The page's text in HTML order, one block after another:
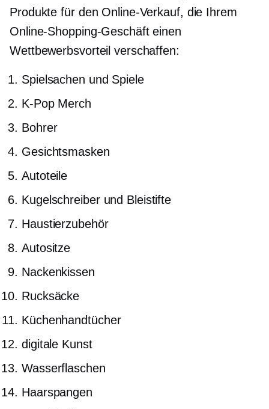
Produkte für den Online-Verkauf, die Ihrem
Online-Shopping-Geschäft einen
Wettbewerbsvorteil verschaffen:
Spielsachen und Spiele
K-PopMerch
Bohrer
Gesichtsmasken
Autoteile
Kugelschreiber und Bleistifte
Haustierzubehör
Autositze
Nackenkissen
Rucksäcke
Küchenhandtücher
digitale Kunst
Wasserflaschen
Haarspangen